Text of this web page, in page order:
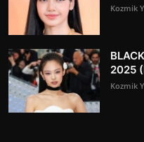
Kozmik
2025
Kozmik